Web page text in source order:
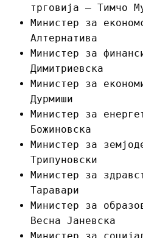
трговија – Тимчо
Министер за
Алтернатива
Министер за
Димитриевска
Министер за
Дурмиши
Министер за
Божиновска
Министер за
Трипуновски
Министер за
Таравари
Министер за
Весна Јаневска